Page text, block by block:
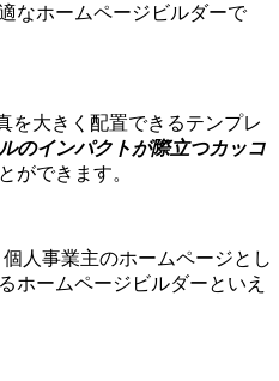
なホームページビルダーで
を大きく配置できるテンプレ
のインパクトが際立つカッコ
ができます。
人事業主のホームページとし
ホームページビルダーといえ